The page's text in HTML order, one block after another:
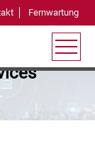
Fernwartung
in